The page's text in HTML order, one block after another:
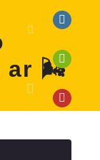
ar 🌬️